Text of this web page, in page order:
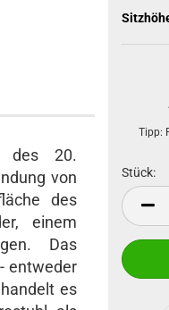
Tipp:
Stück:
Stück
des 20.
von
des
einem
Das
entweder
es